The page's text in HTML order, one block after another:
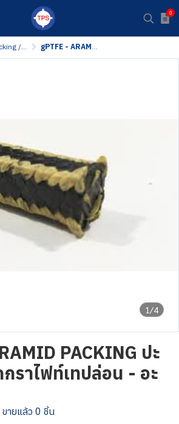
0
Box Packing gPTFE - ARAMID PACKING ปะเก็นเชือกถักกราไฟท์เทปล่อน - อะรามิด
1/4
PACKING ปะ
ราไฟท์เทปล่อน - อะ
ขายแล้ว 0 ชิ้น